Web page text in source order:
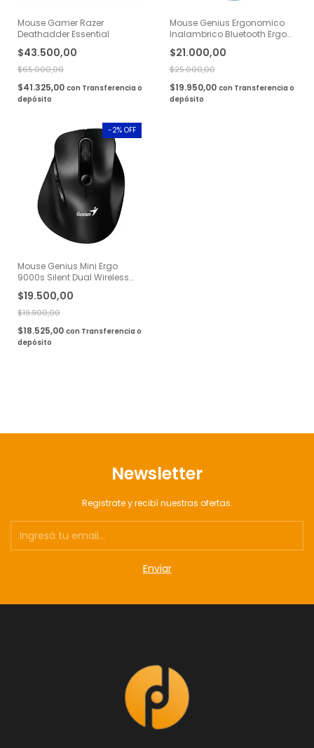
Mouse Gamer Razer
Deathadder Essential
$43.500,00
$65.000,00
$41.325,00 con Transferencia o
depósito
Mouse Genius Ergonomico
Inalambrico Bluetooth Ergo
$21.000,00
$25.000,00
$19.950,00 con Transferencia o
depósito
Mouse Genius Mini Ergo
9000s Silent Dual Wireless
$19.500,00
-2% OFF
$19.900,00
$18.525,00 con Transferencia o
depósito
Newsletter
Registrate y recibí nuestras ofertas.